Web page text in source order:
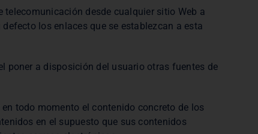
desde cualquier sitio Web a
los enlaces que se establezcan a esta
poner a disposición del usuario otras fuentes de
todo momento el contenido concreto de los
en el supuesto que sus contenidos